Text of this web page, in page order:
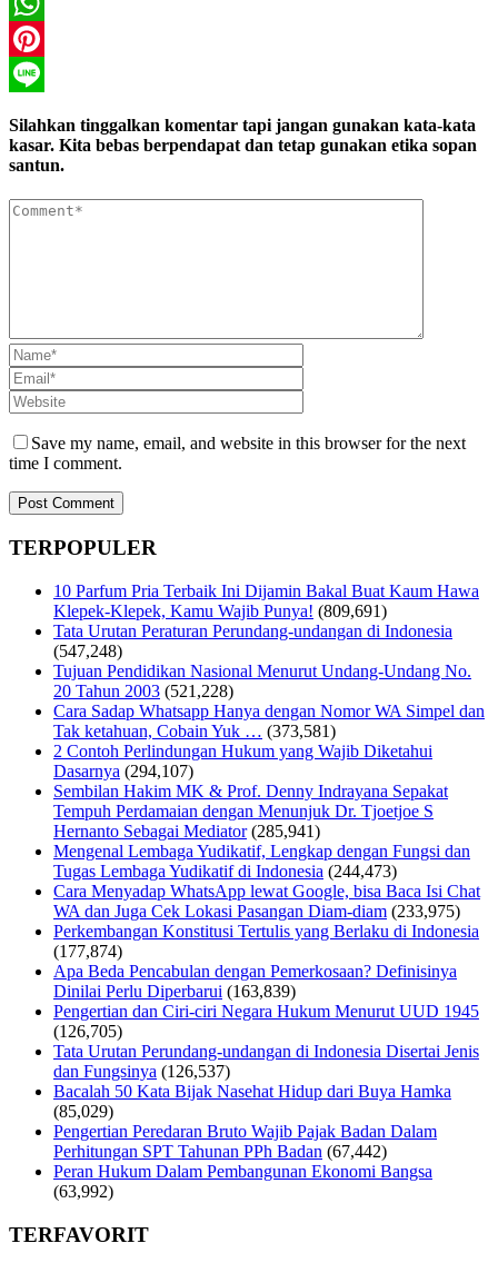
WhatsApp
Pinterest
Silahkan tinggalkan komentar tapi jangan gunakan kata-kata
kasar. Kita bebas berpendapat dan tetap gunakan etika sopan
santun.
Save my name, email, and website in this browser for the next
time I comment.
TERPOPULER
10 Parfum Pria Terbaik Ini Dijamin Bakal Buat Kaum Hawa
Klepek-Klepek, Kamu Wajib Punya! (809,691)
Tata Urutan Peraturan Perundang-undangan di Indonesia
(547,248)
Tujuan Pendidikan Nasional Menurut Undang-Undang No.
20 Tahun 2003 (521,228)
Cara Sadap Whatsapp Hanya dengan Nomor WA Simpel dan
Tak ketahuan, Cobain Yuk … (373,581)
2 Contoh Perlindungan Hukum yang Wajib Diketahui
Dasarnya (294,107)
Sembilan Hakim MK & Prof. Denny Indrayana Sepakat
Tempuh Perdamaian dengan Menunjuk Dr. Tjoetjoe S
Hernanto Sebagai Mediator (285,941)
Mengenal Lembaga Yudikatif, Lengkap dengan Fungsi dan
Tugas Lembaga Yudikatif di Indonesia (244,473)
Cara Menyadap WhatsApp lewat Google, bisa Baca Isi Chat
WA dan Juga Cek Lokasi Pasangan Diam-diam (233,975)
Perkembangan Konstitusi Tertulis yang Berlaku di Indonesia
(177,874)
Apa Beda Pencabulan dengan Pemerkosaan? Definisinya
Dinilai Perlu Diperbarui (163,839)
Pengertian dan Ciri-ciri Negara Hukum Menurut UUD 1945
(126,705)
Tata Urutan Perundang-undangan di Indonesia Disertai Jenis
dan Fungsinya (126,537)
Bacalah 50 Kata Bijak Nasehat Hidup dari Buya Hamka
(85,029)
Pengertian Peredaran Bruto Wajib Pajak Badan Dalam
Perhitungan SPT Tahunan PPh Badan (67,442)
Peran Hukum Dalam Pembangunan Ekonomi Bangsa
(63,992)
TERFAVORIT